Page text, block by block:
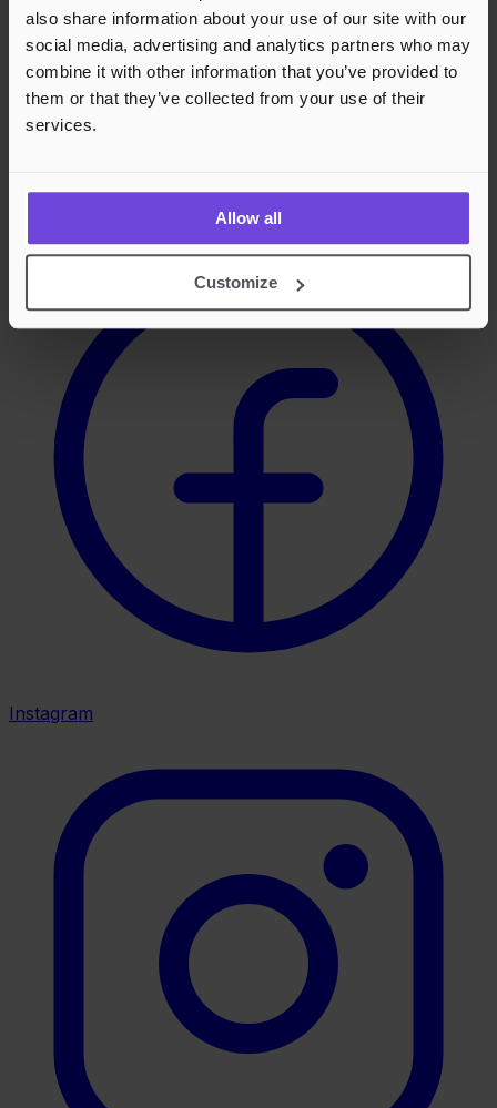
also share information about your use of our site with our
social media, advertising and analytics partners who may
combine it with other information that you’ve provided to
them or that they’ve collected from your use of their
services.
Allow all
Customize
Footer
Instagram